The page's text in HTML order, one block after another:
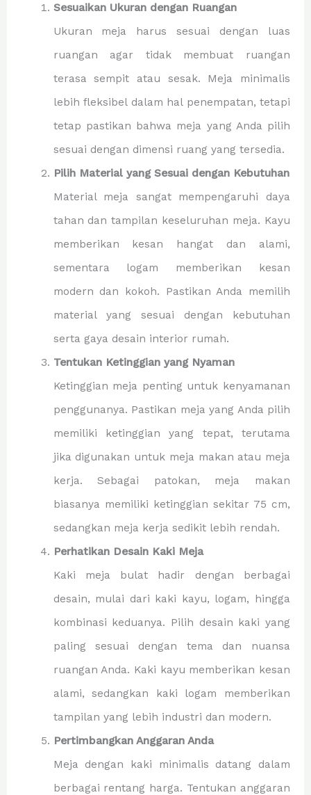
Sesuaikan Ukuran dengan Ruangan
Ukuran meja harus sesuai dengan luas
ruangan agar tidak membuat ruangan
terasa sempit atau sesak. Meja minimalis
lebih fleksibel dalam hal penempatan, tetapi
tetap pastikan bahwa meja yang Anda pilih
sesuai dengan dimensi ruang yang tersedia.
Pilih Material yang Sesuai dengan Kebutuhan
Material meja sangat mempengaruhi daya
tahan dan tampilan keseluruhan meja. Kayu
memberikan kesan hangat dan alami,
sementara logam memberikan kesan
modern dan kokoh. Pastikan Anda memilih
material yang sesuai dengan kebutuhan
serta gaya desain interior rumah.
Tentukan Ketinggian yang Nyaman
Ketinggian meja penting untuk kenyamanan
penggunanya. Pastikan meja yang Anda pilih
memiliki ketinggian yang tepat, terutama
jika digunakan untuk meja makan atau meja
kerja. Sebagai patokan, meja makan
biasanya memiliki ketinggian sekitar 75 cm,
sedangkan meja kerja sedikit lebih rendah.
Perhatikan Desain Kaki Meja
Kaki meja bulat hadir dengan berbagai
desain, mulai dari kaki kayu, logam, hingga
kombinasi keduanya. Pilih desain kaki yang
paling sesuai dengan tema dan nuansa
ruangan Anda. Kaki kayu memberikan kesan
alami, sedangkan kaki logam memberikan
tampilan yang lebih industri dan modern.
Pertimbangkan Anggaran Anda
Meja dengan kaki minimalis datang dalam
berbagai rentang harga. Tentukan anggaran